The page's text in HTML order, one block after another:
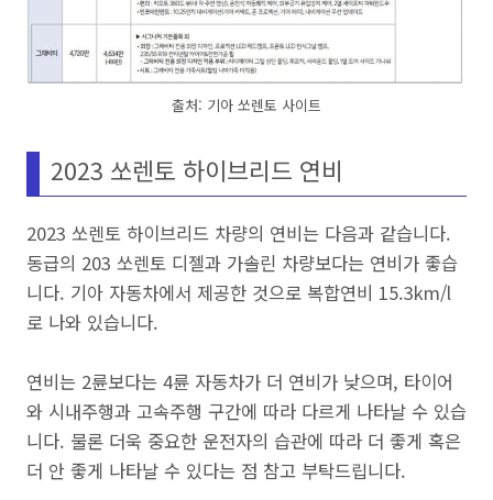
출처: 기아 쏘렌토 사이트
2023 쏘렌토 하이브리드 연비
2023 쏘렌토 하이브리드 차량의 연비는 다음과 같습니다.
동급의 203 쏘렌토 디젤과 가솔린 차량보다는 연비가 좋습
니다. 기아 자동차에서 제공한 것으로 복합연비 15.3km/l
로 나와 있습니다.
연비는 2륜보다는 4륜 자동차가 더 연비가 낮으며, 타이어
와 시내주행과 고속주행 구간에 따라 다르게 나타날 수 있습
니다. 물론 더욱 중요한 운전자의 습관에 따라 더 좋게 혹은
더 안 좋게 나타날 수 있다는 점 참고 부탁드립니다.